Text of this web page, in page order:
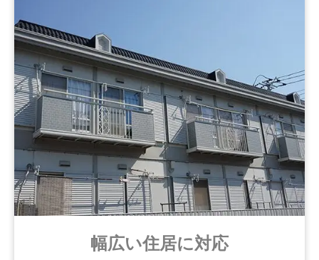
幅広い住居に対応